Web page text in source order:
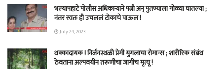
भल्यापहाटे पोलीस अधिकाऱ्याने पत्नी अन् पुतण्याला गोळ्या घातल्या ;
नंतर स्वतः ही उचललं टोकाचे पाऊल !
July 24, 2023
धक्कादायक ! निर्जनस्थळी प्रेमी युगलाचा रोमान्स ; शारीरिक संबंध
ठेवताना अल्पवयीन तरूणीचा जागीच मृत्यू !